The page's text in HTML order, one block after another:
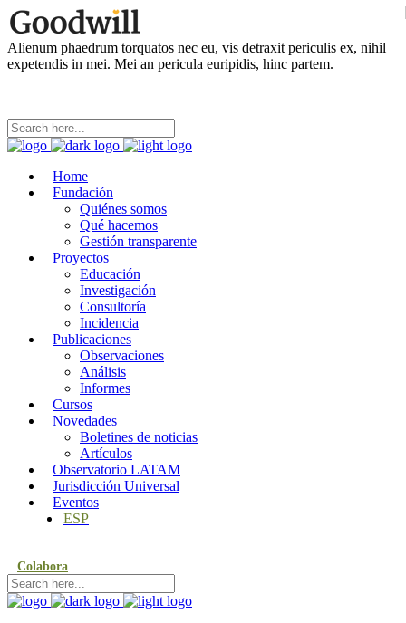
Alienum phaedrum torquatos nec eu, vis detraxit periculis ex, nihil
expetendis in mei. Mei an pericula euripidis, hinc partem.
Home
Fundación
Quiénes somos
Qué hacemos
Gestión transparente
Proyectos
Educación
Investigación
Consultoría
Incidencia
Publicaciones
Observaciones
Análisis
Informes
Cursos
Novedades
Boletines de noticias
Artículos
Observatorio LATAM
Jurisdicción Universal
Eventos
ESP
Colabora